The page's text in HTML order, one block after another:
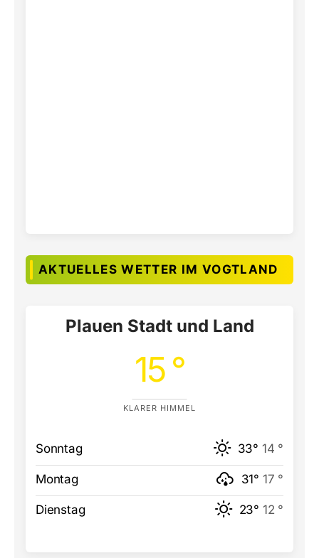
AKTUELLES WETTER IM VOGTLAND
Plauen Stadt und Land
15 °
KLARER HIMMEL
Sonntag 33° 14 °
Montag 31° 17 °
Dienstag 23° 12 °